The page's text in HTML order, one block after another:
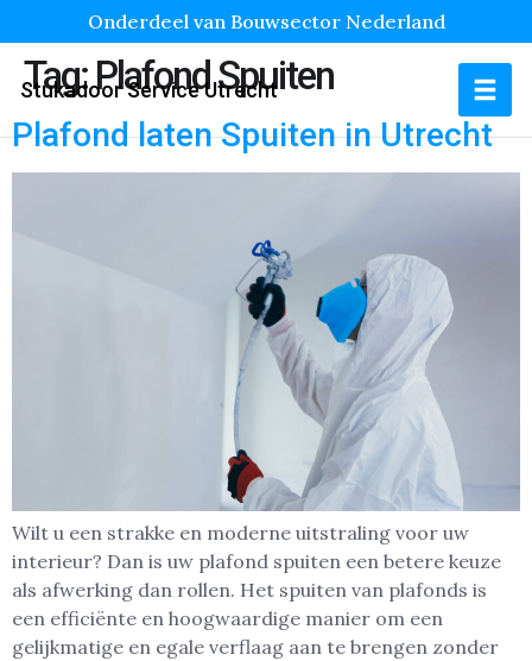
Onderdeel van Bouwsector Nederland
Stukadoor Service Utrecht
Tag:Plafond Spuiten
Plafond laten Spuiten in Utrecht
Wilt u een strakke en moderne uitstraling voor uw
interieur? Dan is uw plafond spuiten een betere keuze
als afwerking dan rollen. Het spuiten van plafonds is
een efficiënte en hoogwaardige manier om een
gelijkmatige en egale verflaag aan te brengen zonder